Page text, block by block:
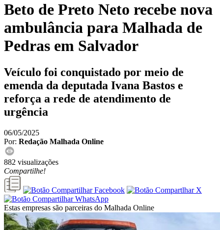
Beto de Preto Neto recebe nova
ambulância para Malhada de
Pedras em Salvador
Veículo foi conquistado por meio de
emenda da deputada Ivana Bastos e
reforça a rede de atendimento de
urgência
06/05/2025
Por: Redação Malhada Online
882 visualizações
Compartilhe!
Estas empresas são parceiras do Malhada Online